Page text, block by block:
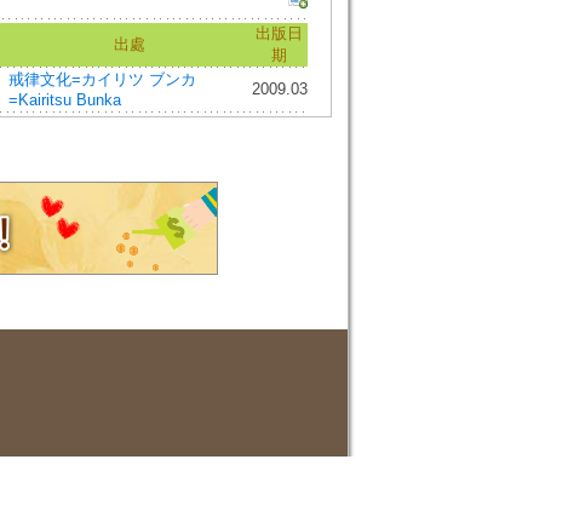
出處
出版日
期
戒律文化=カイリツ ブンカ
=Kairitsu Bunka
2009.03